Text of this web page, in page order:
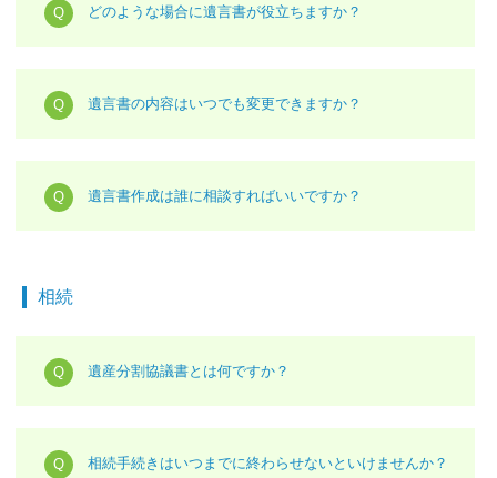
どのような場合に遺言書が役立ちますか？
遺言書の内容はいつでも変更できますか？
遺言書作成は誰に相談すればいいですか？
相続
遺産分割協議書とは何ですか？
相続手続きはいつまでに終わらせないといけませんか？